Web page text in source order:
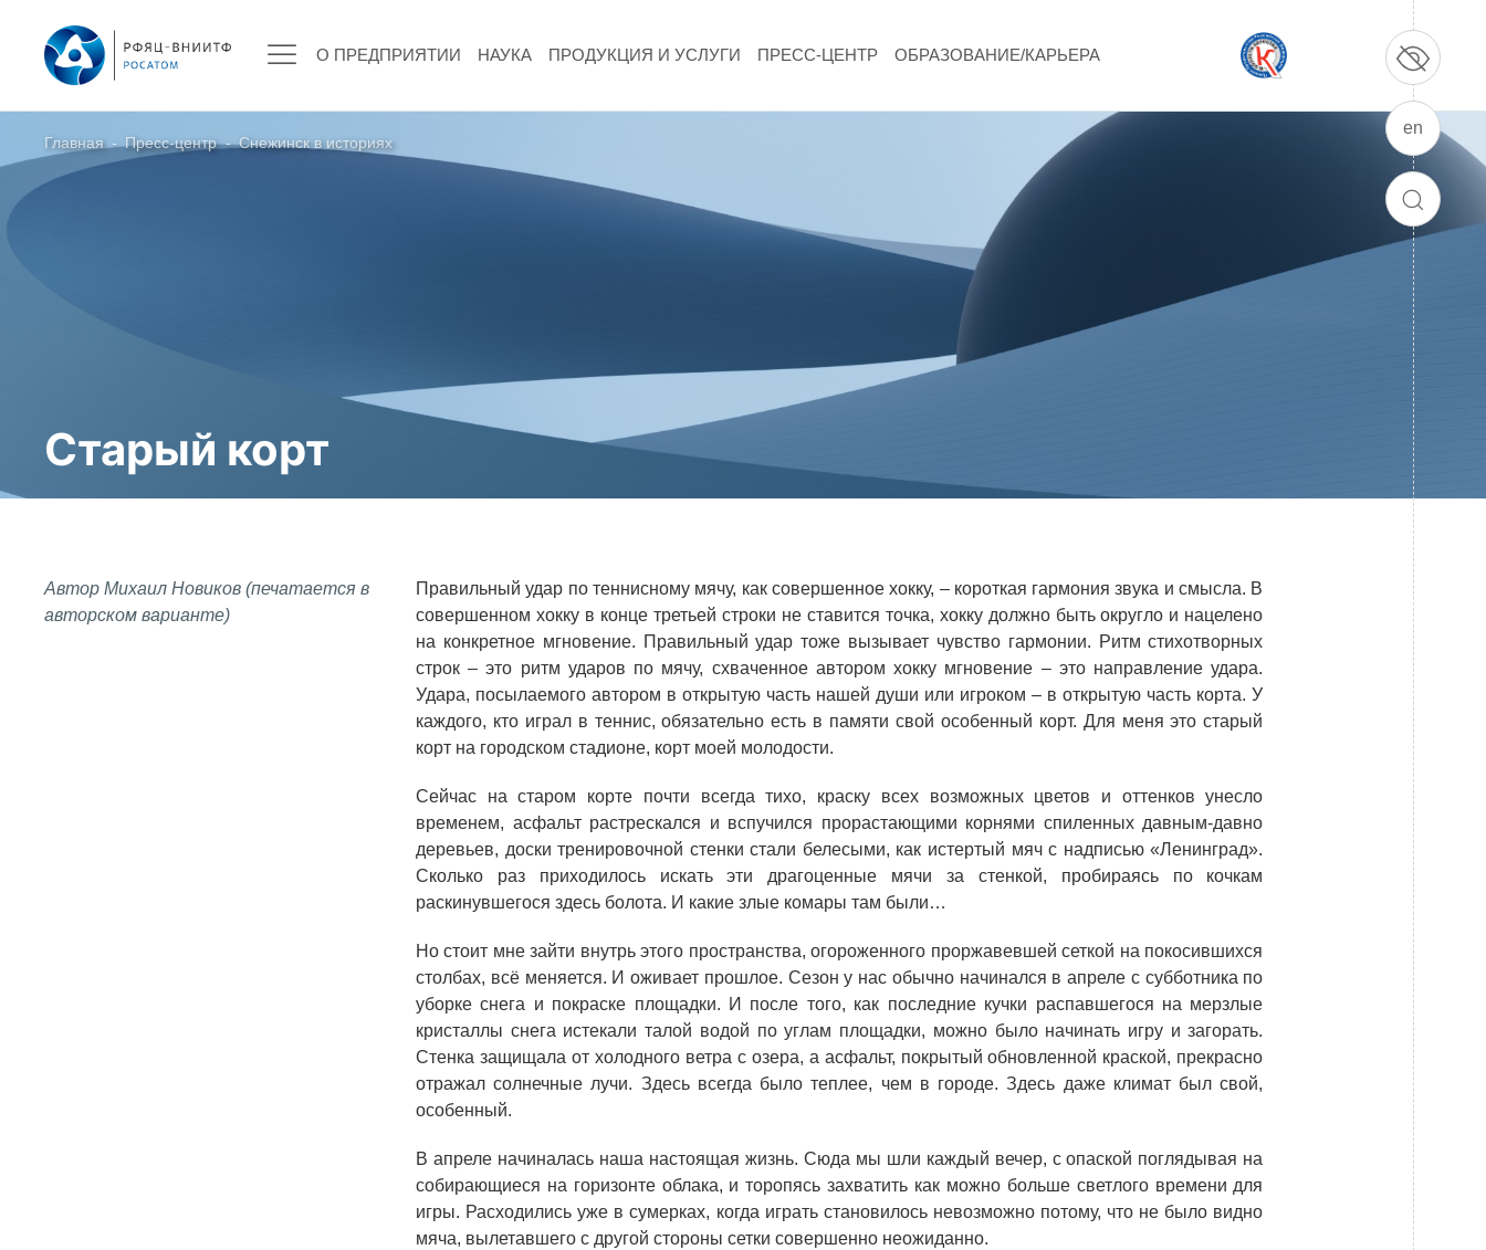
О ПРЕДПРИЯТИИ НАУКА ПРОДУКЦИЯ И УСЛУГИ ПРЕСС-ЦЕНТР ОБРАЗОВАНИЕ/КАРЬЕРА
О ПРЕДПРИЯТИИ
Контакты
НАУКА
Фундаментальные и прикладные
Космическая защита Земли
Забабахинские научные чтения
Семинар «Радиационная физика металлов
Интеллектуальная собственность
Семинар «Моделирование технологий
ЯТЦ»
Препринты
Зимняя школа по физике высоких
Молодежная научно-техническая
конференция «Исследования. Технологии.
Развитие»
ПРОДУКЦИЯ И УСЛУГИ
ДПО и ПО (Дополнительное
профессиональное образование и
профессиональное обучение)
Лазерные технологии
Каталог гражданской продукции
Прочая продукция
Испытательный центр ВЭИ
Программы по оздоровлению
ПРЕСС-ЦЕНТР
Новости отрасли
Книги
ПОСТАВЩИКАМ
Новости
Закупки
Документы
Обучение
Контакты
ПОСЕЩЕНИЕ ЗАТО
ОБРАЗОВАНИЕ/КАРЬЕРА
СФТИ НИЯУ МИФИ
Спецкафедра УРФУ
Школа молодого специалиста
Главная - Пресс-центр - Снежинск в историях
Старый корт
Автор Михаил Новиков (печатается в
авторском варианте)
Правильный удар по теннисному мячу, как совершенное хокку, – короткая гармония звука и смысла. В
совершенном хокку в конце третьей строки не ставится точка, хокку должно быть округло и нацелено
на конкретное мгновение. Правильный удар тоже вызывает чувство гармонии. Ритм стихотворных
строк – это ритм ударов по мячу, схваченное автором хокку мгновение – это направление удара.
Удара, посылаемого автором в открытую часть нашей души или игроком – в открытую часть корта. У
каждого, кто играл в теннис, обязательно есть в памяти свой особенный корт. Для меня это старый
корт на городском стадионе, корт моей молодости.
Сейчас на старом корте почти всегда тихо, краску всех возможных цветов и оттенков унесло
временем, асфальт растрескался и вспучился прорастающими корнями спиленных давным-давно
деревьев, доски тренировочной стенки стали белесыми, как истертый мяч с надписью «Ленинград».
Сколько раз приходилось искать эти драгоценные мячи за стенкой, пробираясь по кочкам
раскинувшегося здесь болота. И какие злые комары там были…
Но стоит мне зайти внутрь этого пространства, огороженного проржавевшей сеткой на покосившихся
столбах, всё меняется. И оживает прошлое. Сезон у нас обычно начинался в апреле с субботника по
уборке снега и покраске площадки. И после того, как последние кучки распавшегося на мерзлые
кристаллы снега истекали талой водой по углам площадки, можно было начинать игру и загорать.
Стенка защищала от холодного ветра с озера, а асфальт, покрытый обновленной краской, прекрасно
отражал солнечные лучи. Здесь всегда было теплее, чем в городе. Здесь даже климат был свой,
особенный.
В апреле начиналась наша настоящая жизнь. Сюда мы шли каждый вечер, с опаской поглядывая на
собирающиеся на горизонте облака, и торопясь захватить как можно больше светлого времени для
игры. Расходились уже в сумерках, когда играть становилось невозможно потому, что не было видно
мяча, вылетавшего с другой стороны сетки совершенно неожиданно.
en